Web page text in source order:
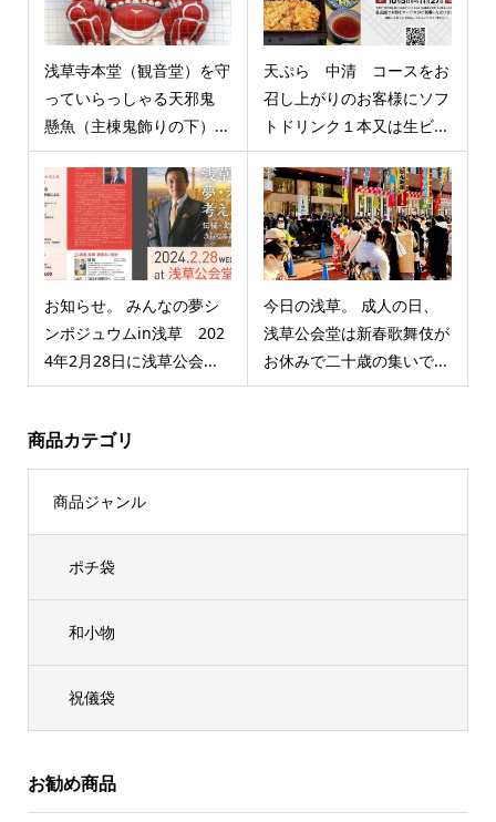
浅草寺本堂（観音堂）を守
っていらっしゃる天邪鬼
懸魚（主棟鬼飾りの下）...
天ぷら 中清 コースをお
召し上がりのお客様にソフ
トドリンク１本又は生ビ...
お知らせ。 みんなの夢シ
ンポジュウムin浅草 202
4年2月28日に浅草公会...
今日の浅草。 成人の日、
浅草公会堂は新春歌舞伎が
お休みで二十歳の集いで...
商品カテゴリ
商品ジャンル
ポチ袋
和小物
祝儀袋
お勧め商品